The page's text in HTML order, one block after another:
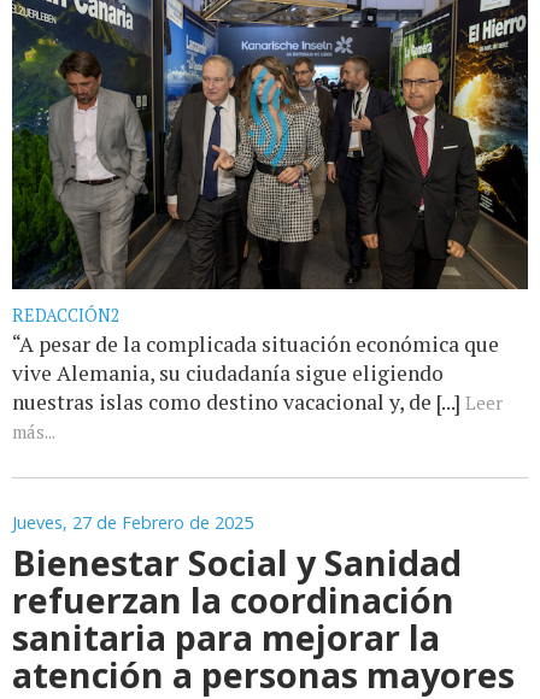
REDACCIÓN2
“A pesar de la complicada situación económica que
vive Alemania, su ciudadanía sigue eligiendo
nuestras islas como destino vacacional y, de [...] Leer
más...
Jueves, 27 de Febrero de 2025
Bienestar Social y Sanidad
refuerzan la coordinación
sanitaria para mejorar la
atención a personas mayores